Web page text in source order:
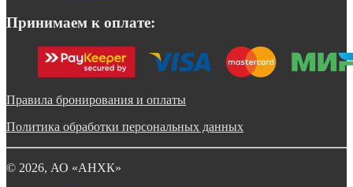
Принимаем к оплате:
Правила бронирования и оплаты
Политика обработки персональных данных
© 2026, АО «АНХК»